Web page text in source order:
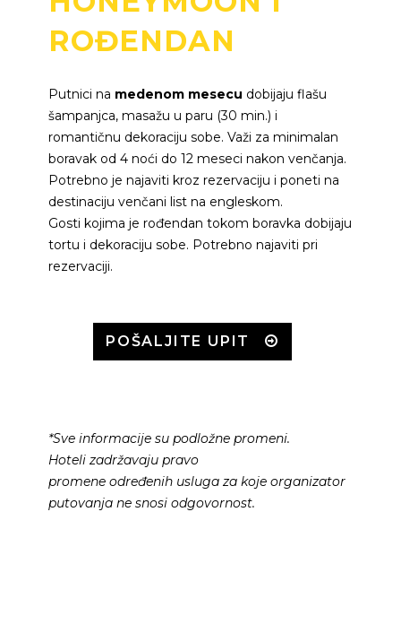
ROĐENDAN
Putnici na medenom mesecu dobijaju flašu
šampanjca, masažu u paru (30 min.) i
romantičnu dekoraciju sobe. Važi za minimalan
boravak od 4 noći do 12 meseci nakon venčanja.
Potrebno je najaviti kroz rezervaciju i poneti na
destinaciju venčani list na engleskom.
Gosti kojima je rođendan tokom boravka dobijaju
tortu i dekoraciju sobe. Potrebno najaviti pri
rezervaciji.
POŠALJITE UPIT
*Sve informacije su podložne promeni.
Hoteli zadržavaju pravo
promene određenih usluga za koje organizator
putovanja ne snosi odgovornost.